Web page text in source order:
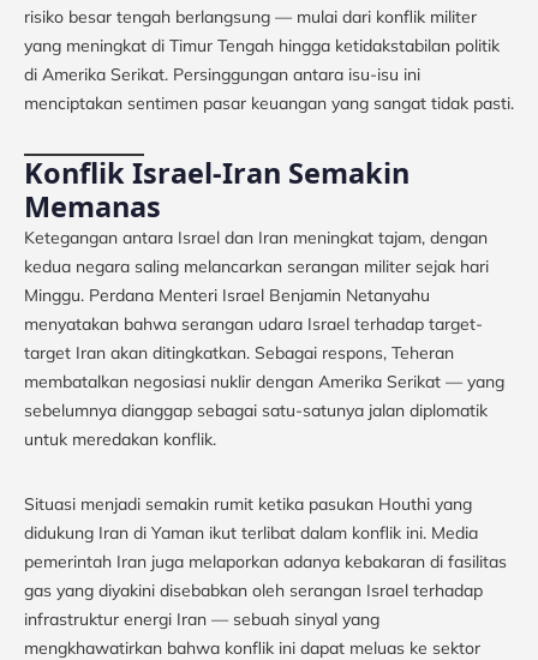
risiko besar tengah berlangsung — mulai dari konflik militer
yang meningkat di Timur Tengah hingga ketidakstabilan politik
di Amerika Serikat. Persinggungan antara isu-isu ini
menciptakan sentimen pasar keuangan yang sangat tidak pasti.
Konflik Israel-Iran Semakin
Memanas
Ketegangan antara Israel dan Iran meningkat tajam, dengan
kedua negara saling melancarkan serangan militer sejak hari
Minggu. Perdana Menteri Israel Benjamin Netanyahu
menyatakan bahwa serangan udara Israel terhadap target-
target Iran akan ditingkatkan. Sebagai respons, Teheran
membatalkan negosiasi nuklir dengan Amerika Serikat — yang
sebelumnya dianggap sebagai satu-satunya jalan diplomatik
untuk meredakan konflik.
Situasi menjadi semakin rumit ketika pasukan Houthi yang
didukung Iran di Yaman ikut terlibat dalam konflik ini. Media
pemerintah Iran juga melaporkan adanya kebakaran di fasilitas
gas yang diyakini disebabkan oleh serangan Israel terhadap
infrastruktur energi Iran — sebuah sinyal yang
mengkhawatirkan bahwa konflik ini dapat meluas ke sektor